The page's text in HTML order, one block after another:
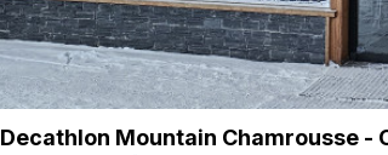
Decathlon Mountain Chamrousse-